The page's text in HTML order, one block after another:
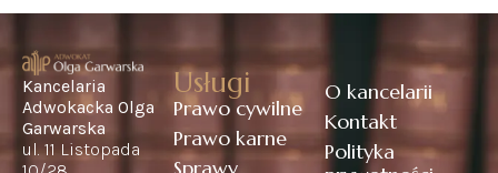
Kancelaria
Adwokacka Olga
Garwarska
ul. 11 Listopada
Usługi
Prawo cywilne
Prawo karne
O kancelarii
Kontakt
Polityka